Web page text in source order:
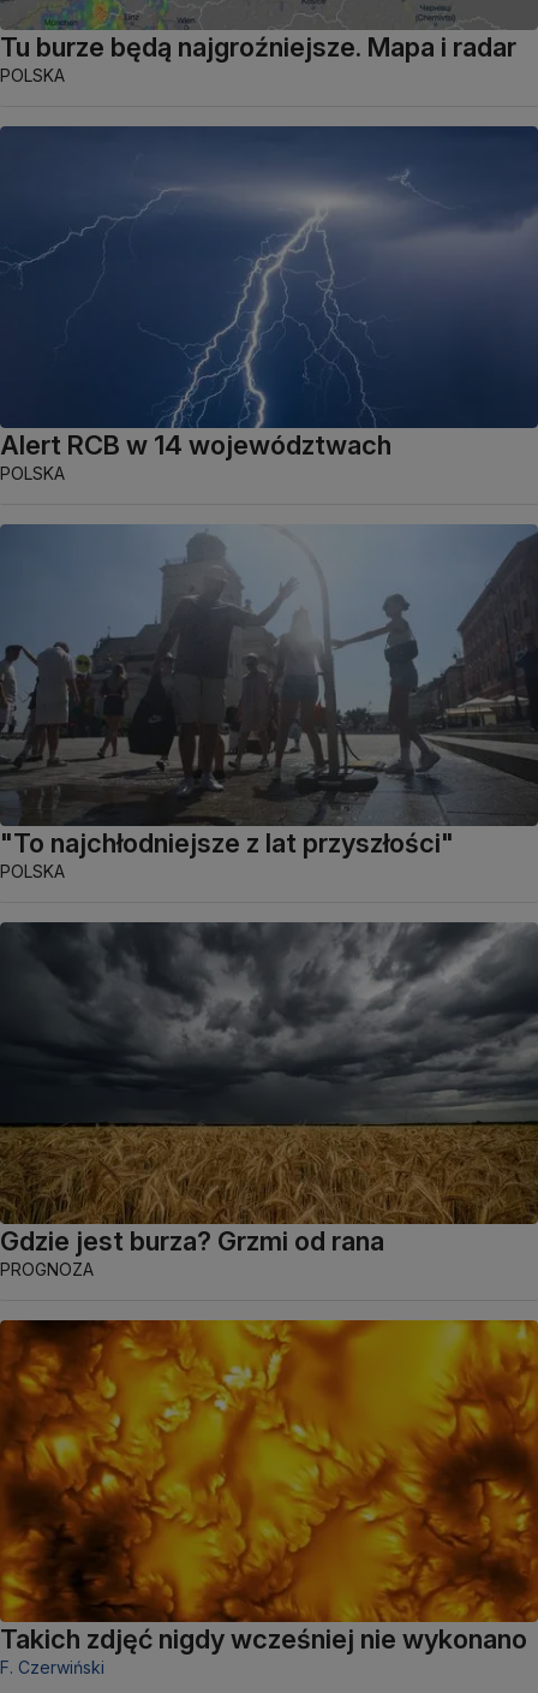
Tu burze będą najgroźniejsze. Mapa i radar
POLSKA
Alert RCB w 14 województwach
POLSKA
"To najchłodniejsze z lat przyszłości"
POLSKA
Gdzie jest burza? Grzmi od rana
PROGNOZA
Takich zdjęć nigdy wcześniej nie wykonano
F. Czerwiński